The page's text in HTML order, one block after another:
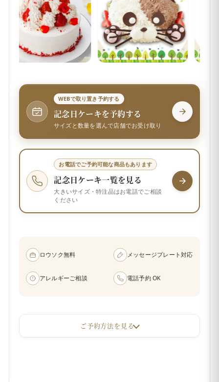
WEBで取り置き予約する
記念日ケーキを予約する
サイズと数量を選んで店舗でお受け取り
お電話でご予約可能な商品もあります
記念日ケーキ一覧を見る
大きいサイズ・特注品はお電話でご相談
ください
ロウソク無料 メッセージプレート対応
アレルギーご相談 電話予約 OK
ご予約方法を見る